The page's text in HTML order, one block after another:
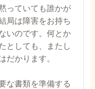
っていても誰かが
局は障害をお持ち
いのです。何とか
としても、またし
だかります。
な書類を準備する